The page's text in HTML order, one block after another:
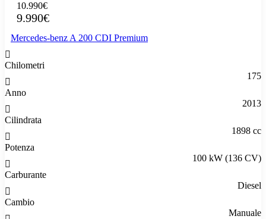
10.990€
9.990€
Mercedes-benz A 200 CDI Premium
Chilometri
175
Anno
2013
Cilindrata
1898 cc
Potenza
100 kW (136 CV)
Carburante
Diesel
Cambio
Manuale